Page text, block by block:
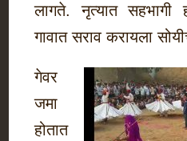
लागते. नृत्यात
गावात सराव करायला
गेवर
जमा
होतात